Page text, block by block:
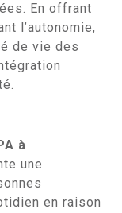
En offrant
l’autonomie,
de vie des
à
une
en raison